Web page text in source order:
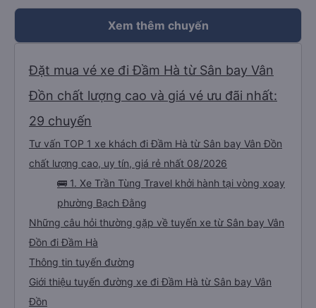
Xem thêm chuyến
Đặt mua vé xe đi Đầm Hà từ Sân bay Vân
Đồn chất lượng cao và giá vé ưu đãi nhất:
29 chuyến
Tư vấn TOP 1 xe khách đi Đầm Hà từ Sân bay Vân Đồn
chất lượng cao, uy tín, giá rẻ nhất 08/2026
🚌 1. Xe Trần Tùng Travel khởi hành tại vòng xoay
phường Bạch Đằng
Những câu hỏi thường gặp về tuyến xe từ Sân bay Vân
Đồn đi Đầm Hà
Thông tin tuyến đường
Giới thiệu tuyến đường xe đi Đầm Hà từ Sân bay Vân
Đồn